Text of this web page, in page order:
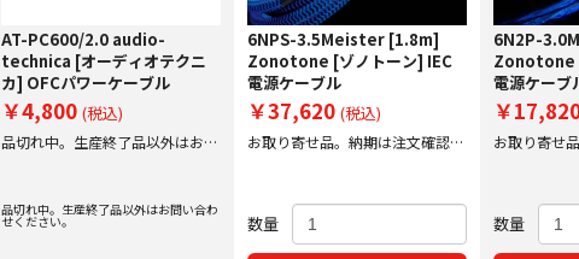
AT-PC600/2.0 audio-
technica [オーディオテクニ
カ] OFCパワーケーブル
￥4,800 (税込)
品切れ中。生産終了品以外はお問
品切れ中。生産終了品以外はお問い合わ
せください。
6NPS-3.5Meister [1.8m]
Zonotone [ゾノトーン] IEC
電源ケーブル
￥37,620 (税込)
お取り寄せ品。納期は注文確認後
数量
6N2P-
Zonotone
電源ケーブ
￥
お取り寄せ
数量